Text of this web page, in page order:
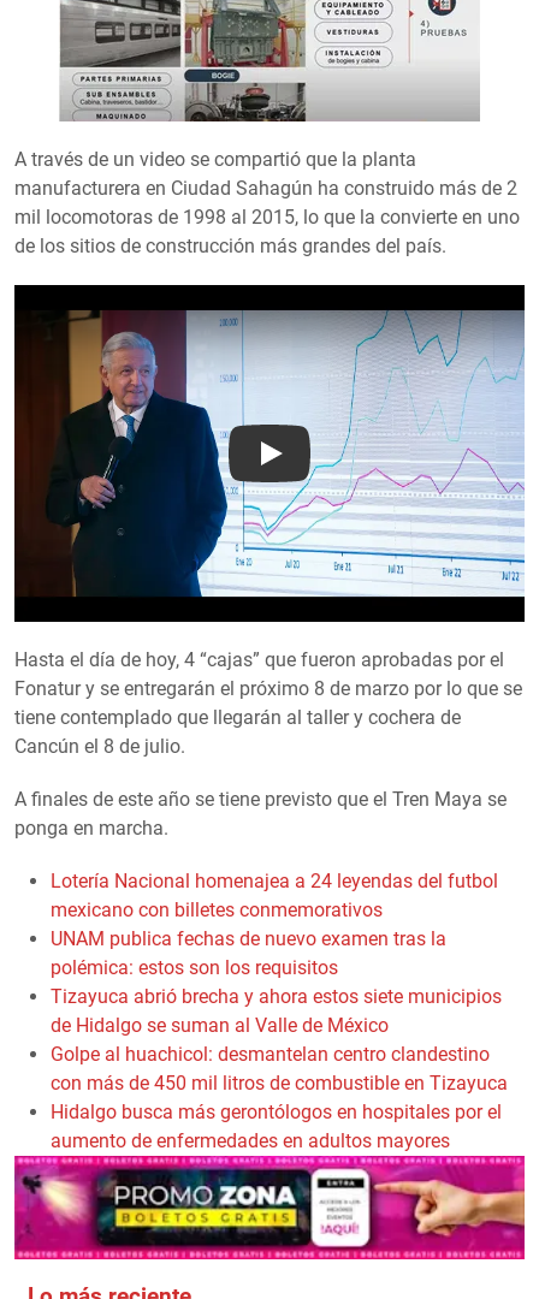
A través de un video se compartió que la planta
manufacturera en Ciudad Sahagún ha construido más de 2
mil locomotoras de 1998 al 2015, lo que la convierte en uno
de los sitios de construcción más grandes del país.
Play
Hasta el día de hoy, 4 “cajas” que fueron aprobadas por el
Fonatur y se entregarán el próximo 8 de marzo por lo que se
tiene contemplado que llegarán al taller y cochera de
Cancún el 8 de julio.
A finales de este año se tiene previsto que el Tren Maya se
ponga en marcha.
Lotería Nacional homenajea a 24 leyendas del futbol
mexicano con billetes conmemorativos
UNAM publica fechas de nuevo examen tras la
polémica: estos son los requisitos
Tizayuca abrió brecha y ahora estos siete municipios
de Hidalgo se suman al Valle de México
Golpe al huachicol: desmantelan centro clandestino
con más de 450 mil litros de combustible en Tizayuca
Hidalgo busca más gerontólogos en hospitales por el
aumento de enfermedades en adultos mayores